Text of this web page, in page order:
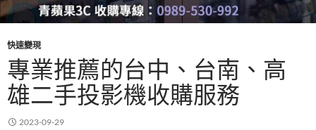
快速變現
專業推薦的台中、台南、高
雄二手投影機收購服務
2023-09-29